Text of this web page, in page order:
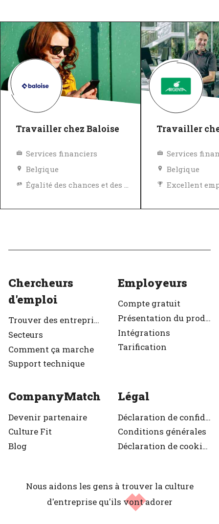
Travailler chez Baloise
Services financiers
Belgique
Travailler
Services
Belgique
Excellent
Chercheurs
d'emploi
Trouver des entreprises
Secteurs
Comment ça marche
Support technique
Employeurs
Compte gratuit
Présentation du produit
Intégrations
Tarification
CompanyMatch
Devenir partenaire
Culture Fit
Blog
Légal
Déclaration de confidentialité
Conditions générales
Déclaration de cookies
Nous aidons les gens à trouver la culture
d'entreprise qu'ils vont adorer